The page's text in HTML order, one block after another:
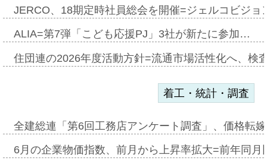
JERCO、18期定時社員総会を開催=ジェルコビジ
ALIA=第7弾「こども応援PJ」3社が新たに参加…
住団連の2026年度活動方針=流通市場活性化へ、検
着工・統計・調査
全建総連「第6回工務店アンケート調査」、価格転
6月の企業物価指数、前月から上昇率拡大=前年同